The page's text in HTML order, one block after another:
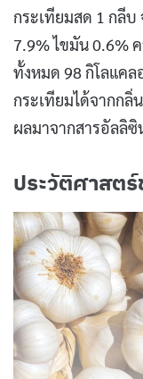
กระเทียมสด 1 กลี
7.9% ไขมัน 0.6%
ทั้งหมด 98 กิโลแคล
กระเทียมได้จากก
ผลมาจากสารอัลลิซิ
ประวัติศาสตร์